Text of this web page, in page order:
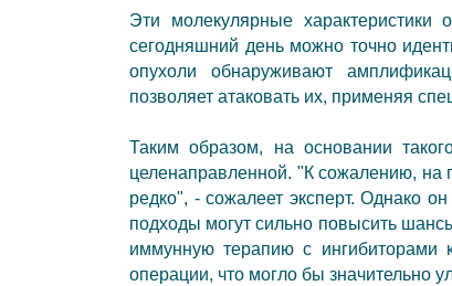
Эти молекулярные
сегодняшний день можно точно
опухоли обнаруживают
позволяет атаковать их, применяя
Таким образом, на основании
целенаправленной. "К сожалению, на
редко", -сожалеет эксперт. Однако
подходы могут сильно повысить
иммунную терапию с ингибиторами
операции, что могло бы значительно